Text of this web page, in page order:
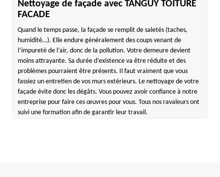
Nettoyage de façade avec TANGUY TOITURE
FACADE
Quand le temps passe, la façade se remplit de saletés (taches,
humidité…). Elle endure généralement des coups venant de
l’impureté de l’air, donc de la pollution. Votre demeure devient
moins attrayante. Sa durée d’existence va être réduite et des
problèmes pourraient être présents. Il faut vraiment que vous
fassiez un entretien de vos murs extérieurs. Le nettoyage de votre
façade évite donc les dégâts. Vous pouvez avoir confiance à notre
entreprise pour faire ces œuvres pour vous. Tous nos ravaleurs ont
suivi une formation afin de garantir leur travail.